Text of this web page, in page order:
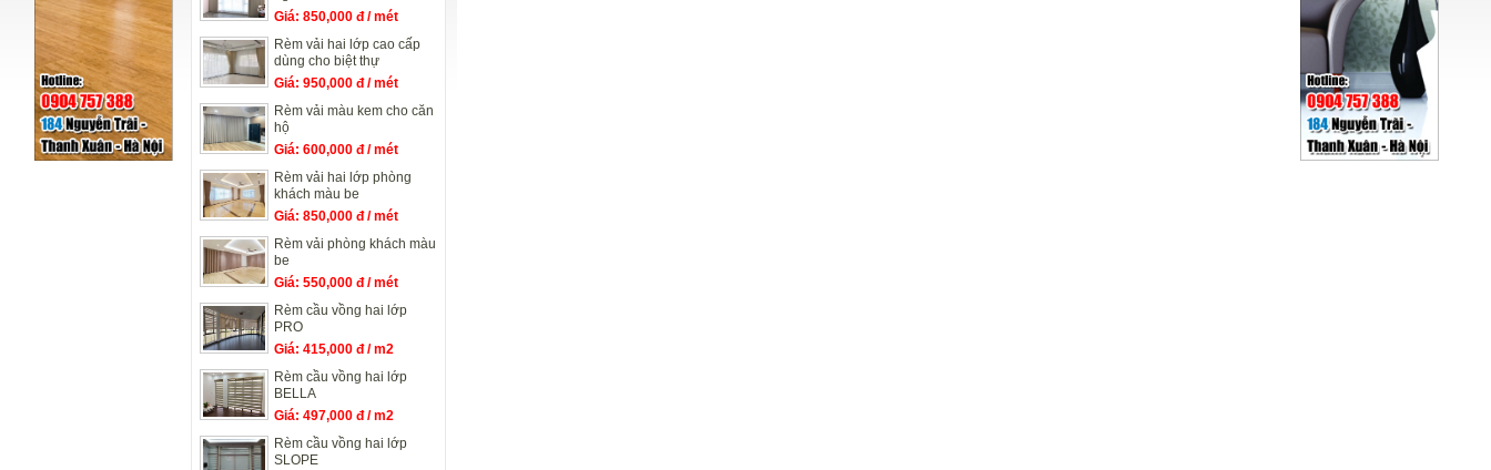
Giá: 850,000 đ / mét
Rèm vải hai lớp cao cấp
dùng cho biệt thự
Giá: 950,000 đ / mét
Rèm vải màu kem cho căn
hộ
Giá: 600,000 đ / mét
Rèm vải hai lớp phòng
khách màu be
Giá: 850,000 đ / mét
Rèm vải phòng khách màu
be
Giá: 550,000 đ / mét
Rèm cầu vồng hai lớp
PRO
Giá: 415,000 đ / m2
Rèm cầu vồng hai lớp
BELLA
Giá: 497,000 đ / m2
Rèm cầu vồng hai lớp
SLOPE